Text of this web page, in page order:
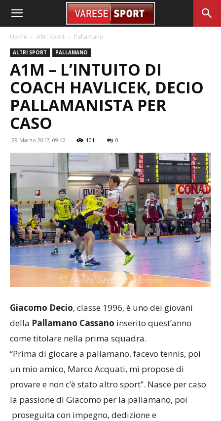
Home Altri Sport Pallamano
ALTRI SPORT PALLAMANO
A1M – L’INTUITO DI
COACH HAVLICEK, DECIO
PALLAMANISTA PER
CASO
29 Marzo 2017, 09:42 101 0
Giacomo Decio, classe 1996, è uno dei giovani
della Pallamano Cassano inserito quest’anno
come titolare nella prima squadra.
“Prima di giocare a pallamano, facevo tennis, poi
un mio amico, Marco Acquati, mi propose di
provare e non c’è stato altro sport”. Nasce per caso
la passione di Giacomo per la pallamano, poi
proseguita con impegno, dedizione e